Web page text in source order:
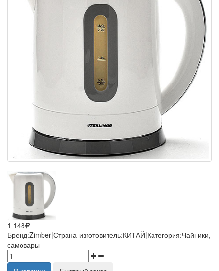
1 148
Бренд:Zimber|Страна-изготовитель:КИТАЙ|Категория:Чайники,
самовары